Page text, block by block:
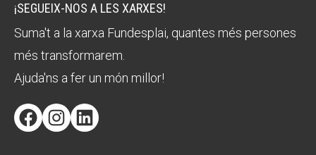
¡SEGUEIX-NOS A LES XARXES!
Suma't a la xarxa Fundesplai, quantes més persones
més transformarem.
Ajuda'ns a fer un món millor!
FacebookInstagram
LinkedIn